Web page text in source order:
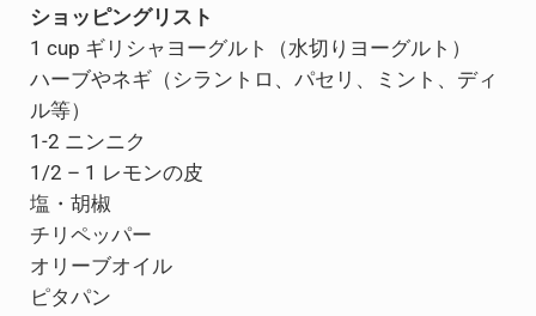
ショッピングリスト
1 cup ギリシャヨーグルト（水切りヨーグルト）
ハーブやネギ（シラントロ、パセリ、ミント、ディ
ル等）
1-2 ニンニク
1/2 – 1 レモンの皮
塩・胡椒
チリペッパー
オリーブオイル
ピタパン